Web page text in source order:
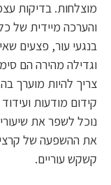
סדירות, בדיקות
חשוד חיוניים לגילוי
נרפאים, גבולות
שאין להתעלם מהם.
על ידי רופא עור
בריאות
המוקדם
של תאי בסיס